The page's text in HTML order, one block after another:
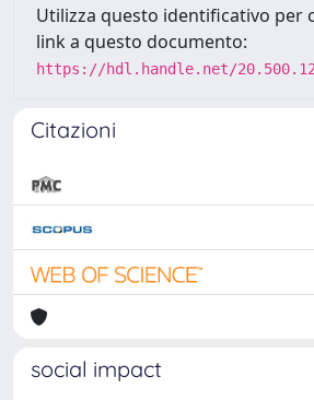
Utilizza questo identificativo per
link a questo documento:
https://hdl.handle.net/
Citazioni
social impact